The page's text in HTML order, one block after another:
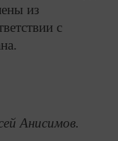
из
с
Анисимов.